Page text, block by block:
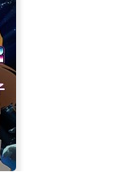
'Em Up